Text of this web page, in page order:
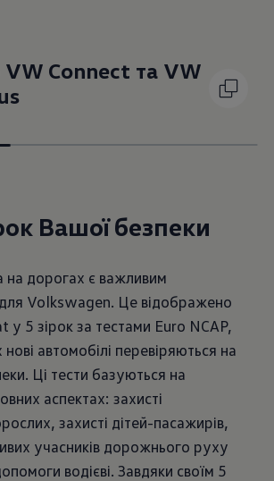
VW Connect та VW
Вашої безпеки
на дорогах є важливим
Volkswagen. Це відображено
у 5 зірок за тестами Euro NCAP,
автомобілі перевіряються на
Ці тести базуються на
аспектах: захисті
захисті дітей-пасажирів,
учасників дорожнього руху
водієві. Завдяки своїм 5